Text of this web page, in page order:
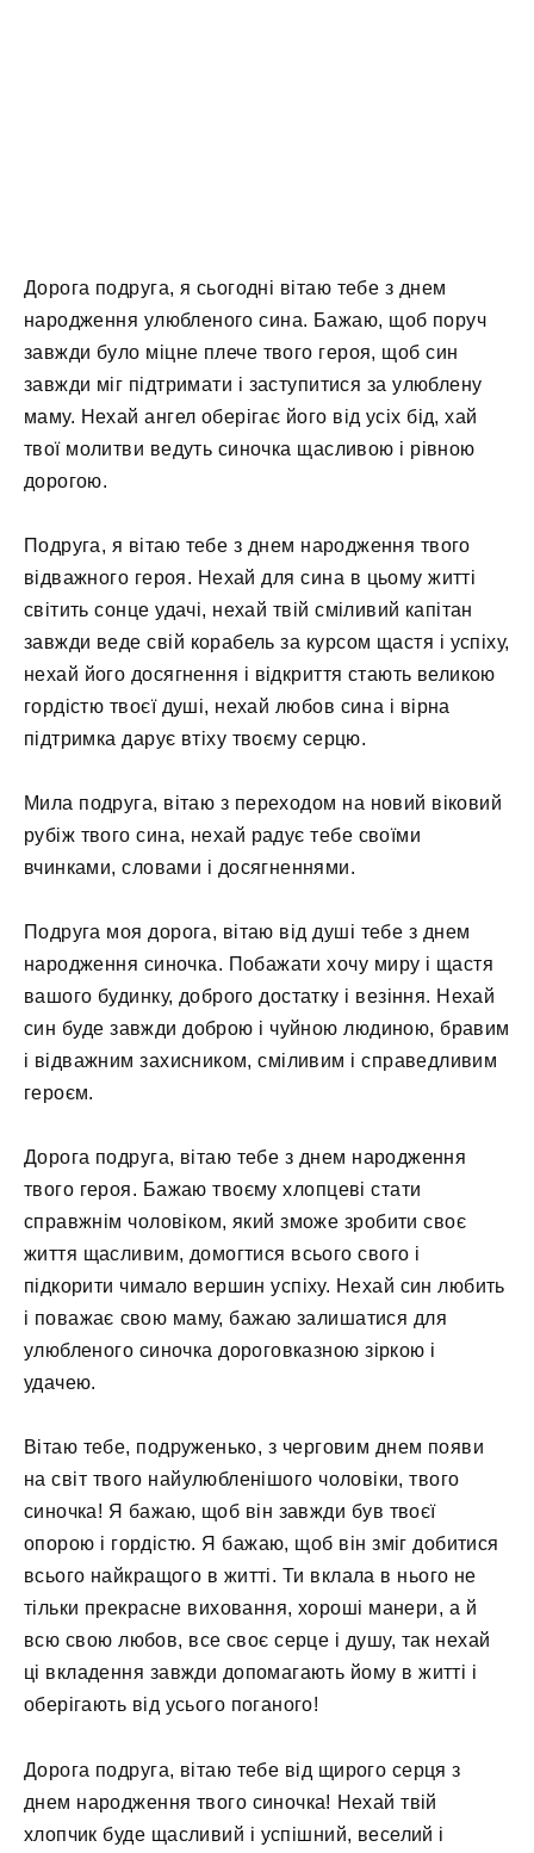
Дорога подруга, я сьогодні вітаю тебе з днем ​​
народження улюбленого сина. Бажаю, щоб поруч
завжди було міцне плече твого героя, щоб син
завжди міг підтримати і заступитися за улюблену
маму. Нехай ангел оберігає його від усіх бід, хай
твої молитви ведуть синочка щасливою і рівною
дорогою.
Подруга, я вітаю тебе з днем ​​народження твого
відважного героя. Нехай для сина в цьому житті
світить сонце удачі, нехай твій сміливий капітан
завжди веде свій корабель за курсом щастя і успіху,
нехай його досягнення і відкриття стають великою
гордістю твоєї душі, нехай любов сина і вірна
підтримка дарує втіху твоєму серцю.
Мила подруга, вітаю з переходом на новий віковий
рубіж твого сина, нехай радує тебе своїми
вчинками, словами і досягненнями.
Подруга моя дорога, вітаю від душі тебе з днем ​​
народження синочка. Побажати хочу миру і щастя
вашого будинку, доброго достатку і везіння. Нехай
син буде завжди доброю і чуйною людиною, бравим
і відважним захисником, сміливим і справедливим
героєм.
Дорога подруга, вітаю тебе з днем ​​народження
твого героя. Бажаю твоєму хлопцеві стати
справжнім чоловіком, який зможе зробити своє
життя щасливим, домогтися всього свого і
підкорити чимало вершин успіху. Нехай син любить
і поважає свою маму, бажаю залишатися для
улюбленого синочка дороговказною зіркою і
удачею.
Вітаю тебе, подруженько, з черговим днем ​​появи
на світ твого найулюбленішого чоловіки, твого
синочка! Я бажаю, щоб він завжди був твоєї
опорою і гордістю. Я бажаю, щоб він зміг добитися
всього найкращого в житті. Ти вклала в нього не
тільки прекрасне виховання, хороші манери, а й
всю свою любов, все своє серце і душу, так нехай
ці вкладення завжди допомагають йому в житті і
оберігають від усього поганого!
Дорога подруга, вітаю тебе від щирого серця з
днем ​​народження твого синочка! Нехай твій
хлопчик буде щасливий і успішний, веселий і